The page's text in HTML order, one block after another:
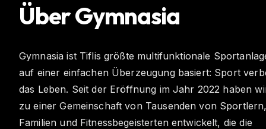
Über Gymnasia
Gymnasia ist Tiflis größte multifunktionale
auf einer einfachen Überzeugung basiert: Sport
das Leben. Seit der Eröffnung im Jahr 2022 haben
zu einer Gemeinschaft von Tausenden von
Familien und Fitnessbegeisterten entwickelt, die die